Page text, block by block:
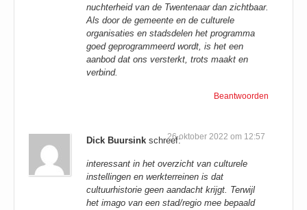
nuchterheid van de Twentenaar dan zichtbaar.
Als door de gemeente en de culturele
organisaties en stadsdelen het programma
goed geprogrammeerd wordt, is het een
aanbod dat ons versterkt, trots maakt en
verbind.
Beantwoorden
Dick Buursink schreef:26 oktober 2022 om 12:57
interessant in het overzicht van culturele
instellingen en werkterreinen is dat
cultuurhistorie geen aandacht krijgt. Terwijl
het imago van een stad/regio mee bepaald